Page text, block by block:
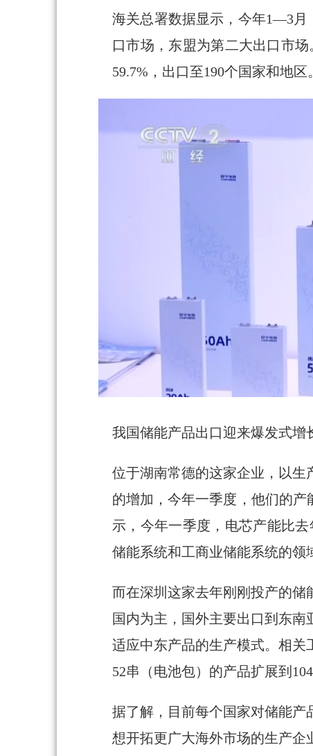
海关总署数据显示，今年1—3月
口市场，东盟为第二大出口市
59.7%，出口至190个国家和地
我国储能产品出口迎来爆发式增
位于湖南常德的这家企业，以
的增加，今年一季度，他们的
示，今年一季度，电芯产能比
储能系统和工商业储能系统的领
而在深圳这家去年刚刚投产的储
国内为主，国外主要出口到东
适应中东产品的生产模式。相
52串（电池包）的产品扩展到
据了解，目前每个国家对储能
想开拓更广大海外市场的生产企